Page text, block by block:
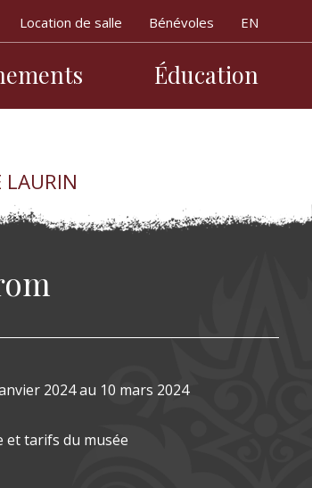
Location de salle Bénévoles
Éducation
LAURIN
2024au 10 mars 2024
et tarifs du musée